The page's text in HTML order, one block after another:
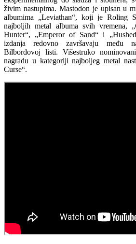
živim nastupima. Mastodon je upisan u
albumima „Leviathan“, koji je Roling
najboljih metal albuma svih vremena,
Hunter“, „Emperor of Sand“ i
izdanja redovno završavaju među
Bilbordovoj listi. Višestruko
nagradu u kategoriji najboljeg metal
Curse“.